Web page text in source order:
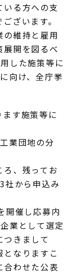
る方への支
ざいます。
維持と雇用
開を図るべ
した施策等に
向け、全庁挙
す施策等に
業団地の分
、残ってお
社から申込み
開催し応募内
業として選定
きまして
なりますこ
合わせた公表